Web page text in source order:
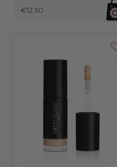
€12.50